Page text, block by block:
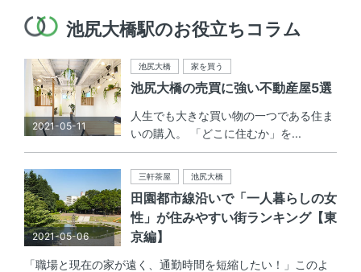
池尻大橋駅のお役立ちコラム
2021-05-11
池尻大橋 家を買う
池尻大橋の売買に強い不動産屋5選
人生でも大きな買い物の一つである住ま
いの購入。 「どこに住むか」を...
2021-05-06
三軒茶屋 池尻大橋
田園都市線沿いで「一人暮らしの女
性」が住みやすい街ランキング【東
京編】
「職場と現在の家が遠く、通勤時間を短縮したい！」このよ